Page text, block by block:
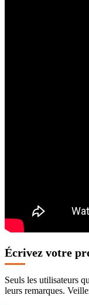
Écrivez votre
Seuls les utilisateurs
leurs remarques.